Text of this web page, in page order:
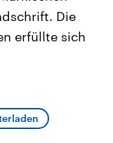
und
die Vereinigten
mächtigsten Ländern
großem Einfluss auf
Die
erfüllte sich